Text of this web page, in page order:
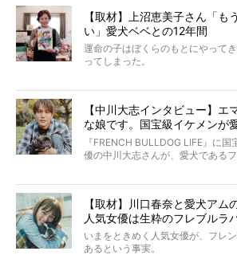
ところが、フレンチブルドッグの
症し、なんと4年7ヶ月間も生き抜
きの年齢は13歳と11ヶ月、レジェ
た。さらには、治療後3年間は一度
いいます。
この事実はフレンチブルドッグだ
多くの犬たちに勇気と希望を与え
太郎のオーナーである佐藤さんご
アについて詳しくお話しをうかが
【取材】上沼恵美子さん「も
い」愛犬ベベとの12年間
運命の子はぼくらのもとにやって
ってしまった。
けれども、ぼくらはそのことにつ
り添いたいと思う。
その悲しみをいますぐ解消するこ
いて、泣いたり笑ったりするのも
こんな子だった、こんなにいい子
ていたと。
ぼくらは上沼恵美子さんのご自宅
と思った。
【中川大志インタビュー】エ
な娘です。国宝級イケメンが
ッグと一緒に登場
『FRENCH BULLDOG LIFE』に
優の中川大志さんが、愛犬である
マちゃん（2歳の女の子）にメロ
中川さんを直撃。そのフレブル愛
カエピソードが次から次へと飛び
【取材】川口春奈と愛犬アム
人気女優は生粋のフレブルラ
いまをときめく人気女優が、フレ
あるという事実。